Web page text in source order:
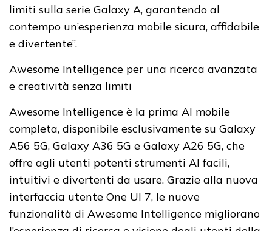
limiti sulla serie Galaxy A, garantendo al
contempo un’esperienza mobile sicura, affidabile
e divertente”.
Awesome Intelligence per una ricerca avanzata
e creatività senza limiti
Awesome Intelligence è la prima AI mobile
completa, disponibile esclusivamente su Galaxy
A56 5G, Galaxy A36 5G e Galaxy A26 5G, che
offre agli utenti potenti strumenti AI facili,
intuitivi e divertenti da usare. Grazie alla nuova
interfaccia utente One UI 7, le nuove
funzionalità di Awesome Intelligence migliorano